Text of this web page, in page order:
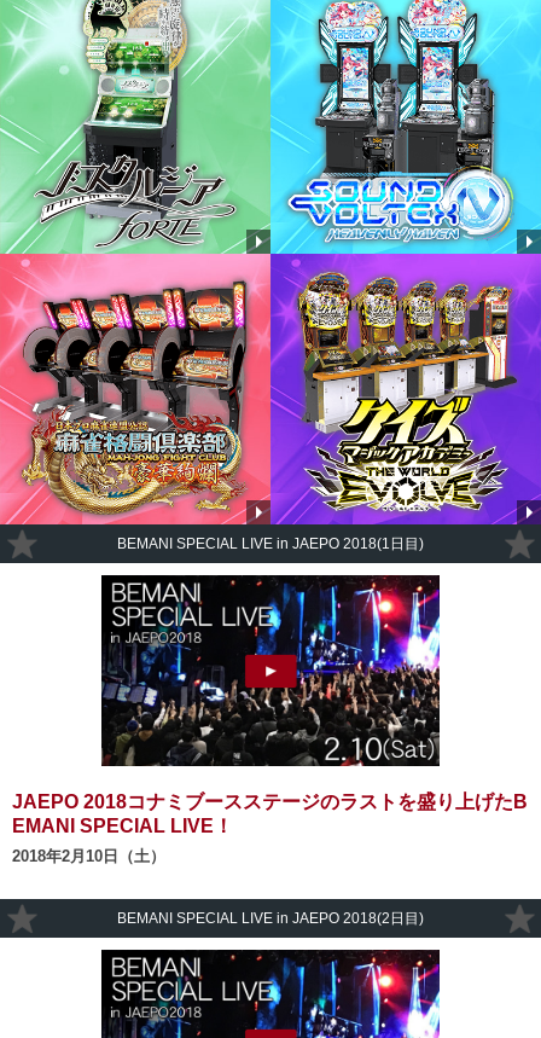
BEMANI SPECIAL LIVE in JAEPO 2018(1日目)
JAEPO 2018コナミブースステージのラストを盛り上げたB
EMANI SPECIAL LIVE！
2018年2月10日（土）
BEMANI SPECIAL LIVE in JAEPO 2018(2日目)